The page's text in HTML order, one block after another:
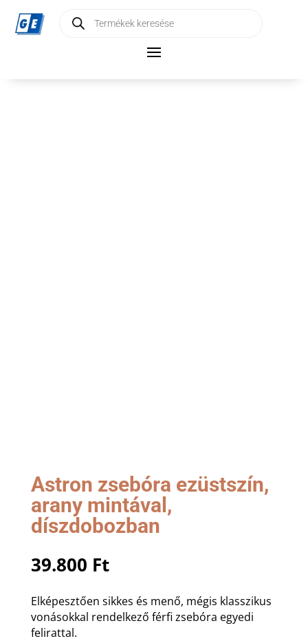
search
Astron zsebóra ezüstszín,
arany mintával,
díszdobozban
39.800 Ft
Elképesztően sikkes és menő, mégis klasszikus
vonásokkal rendelkező férfi zsebóra egyedi
felirattal.